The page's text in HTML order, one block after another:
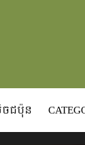
ជប៉ុន